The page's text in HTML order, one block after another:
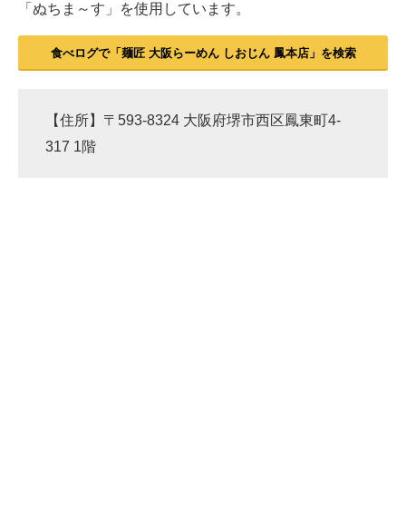
「ぬちま～す」を使用しています。
食べログで「麺匠 大阪らーめん しおじん 鳳本店」を検索
【住所】〒593-8324 大阪府堺市西区鳳東町4-
317 1階